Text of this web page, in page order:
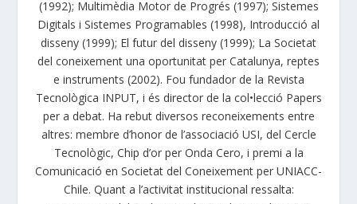
(1992); Multimèdia Motor de Progrés (1997); Sistemes
Digitals i Sistemes Programables (1998), Introducció al
disseny (1999); El futur del disseny (1999); La Societat
del coneixement una oportunitat per Catalunya, reptes
e instruments (2002). Fou fundador de la Revista
Tecnològica INPUT, i és director de la col•lecció Papers
per a debat. Ha rebut diversos reconeixements entre
altres: membre d’honor de l’associació USI, del Cercle
Tecnològic, Chip d’or per Onda Cero, i premi a la
Comunicació en Societat del Coneixement per UNIACC-
Chile. Quant a l’activitat institucional ressalta: